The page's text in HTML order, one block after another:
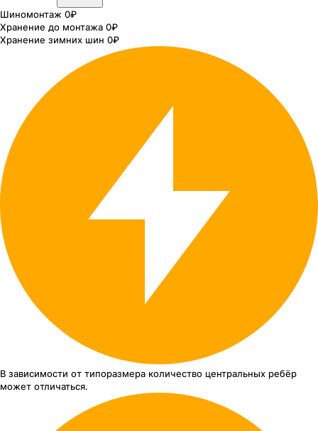
Шиномонтаж 0₽
Хранение до монтажа 0₽
Хранение зимних шин 0₽
В зависимости от типоразмера количество центральных ребёр
может отличаться.